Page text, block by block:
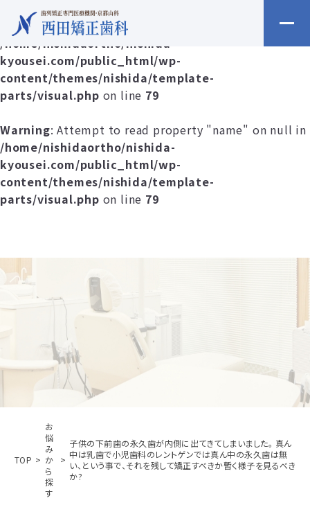
Warning: Undefined array key 0 in
/home/nishidaortho/nishida-
kyousei.com/public_html/wp-
content/themes/nishida/template-
parts/visual.php on line 79
Warning: Attempt to read property "name" on null in
/home/nishidaortho/nishida-
kyousei.com/public_html/wp-
content/themes/nishida/template-
parts/visual.php on line 79
TOP
お
悩
み
か
ら
探
す
子供の下前歯の永久歯が内側に出てきてしまいました。 真ん
中は乳歯で小児歯科のレントゲンでは真ん中の永久歯は無
い、という事で、それを残して矯正すべきか暫く様子を見るべき
か?